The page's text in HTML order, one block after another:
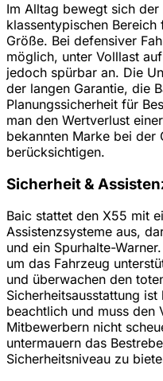
Im Alltag bewegt sich
klassentypischen
Größe. Bei defensiver
möglich, unter Volllast
jedoch spürbar an. Die
der langen Garantie, die
Planungssicherheit für
man den Wertverlust
bekannten Marke bei der
berücksichtigen.
Sicherheit &
Baic stattet den X55 mit
Assistenzsysteme aus,
und ein Spurhalte-
um das Fahrzeug
und überwachen den
Sicherheitsausstattung
beachtlich und muss den
Mitbewerbern nicht
untermauern das
Sicherheitsniveau zu